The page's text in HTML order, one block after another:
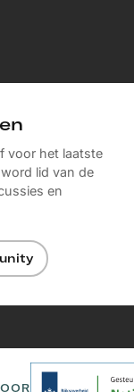
voor het laatste
lid van de
en